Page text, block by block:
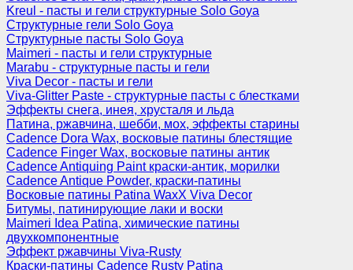
Kreul - пасты и гели структурные Solo Goya
Структурные гели Solo Goya
Структурные пасты Solo Goya
Maimeri - пасты и гели структурные
Marabu - структурные пасты и гели
Viva Decor - пасты и гели
Viva-Glitter Paste - структурные пасты с блестками
Эффекты снега, инея, хрусталя и льда
Патина, ржавчина, шебби, мох, эффекты старины
Cadence Dora Wax, восковые патины блестящие
Cadence Finger Wax, восковые патины антик
Сadence Antiquing Paint краски-антик, морилки
Cadence Antique Powder, краски-патины
Восковые патины Patina WaxX Viva Decor
Битумы, патинирующие лаки и воски
Maimeri Idea Patina, химические патины
двухкомпонентные
Эффект ржавчины Viva-Rusty
Краски-патины Cadence Rusty Patina